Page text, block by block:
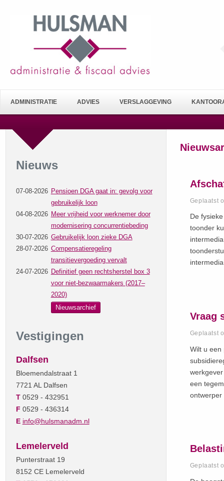
ADMINISTRATIE ADVIES VERSLAGGEVING
Nieuws
07-08-2026 Pensioen DGA gaat in: gevolg voor
gebruikelijk loon
04-08-2026 Meer vrijheid voor werknemer door
modernisering concurrentiebeding
30-07-2026 Gebruikelijk loon zieke DGA
28-07-2026 Compensatieregeling
transitievergoeding vervalt
24-07-2026 Definitief geen rechtsherstel box 3
voor niet-bezwaarmakers (2017–
2020)
Nieuwsarchief
Vestigingen
Dalfsen
Bloemendalstraat 1
7721 AL Dalfsen
T0529 - 432951
F 0529 - 436314
E info@hulsmanadm.nl
Lemelerveld
Punterstraat 19
8152 CE Lemelerveld
Geplaatst
De
toonder
Vraag
Geplaatst
Wilt u een
een
Geplaatst